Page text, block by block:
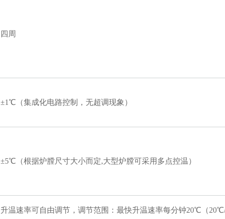
四周
±1℃（集成化电路控制，无超调现象）
±5℃（根据炉膛尺寸大小而定,大型炉膛可采用多点控温）
升温速率可自由调节，调节范围：最快升温速率每分钟20℃（